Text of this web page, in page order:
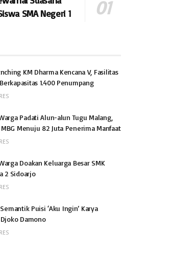
SMA Negeri 1
KM Dharma Kencana V, Fasilitas
1.400 Penumpang
Padati Alun-alun Tugu Malang,
Menuju 82 Juta Penerima Manfaat
Doakan Keluarga Besar SMK
2 Sidoarjo
Puisi ‘Aku Ingin’ Karya
Damono